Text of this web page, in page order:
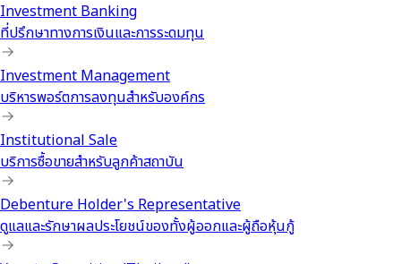
Investment Banking
ที่ปรึกษาทางการเงินและการระดมทุน
Investment Management
บริหารพอร์ตการลงทุนสำหรับองค์กร
Institutional Sale
บริการซื้อขายสำหรับลูกค้าสถาบัน
Debenture Holder's Representative
ดูแลและรักษาผลประโยชน์ของทั้งผู้ออกและผู้ถือหุ้นกู้